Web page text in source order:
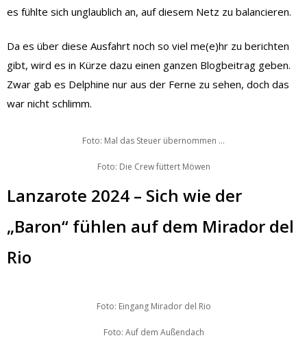
es fühlte sich unglaublich an, auf diesem Netz zu balancieren.
Da es über diese Ausfahrt noch so viel me(e)hr zu berichten
gibt, wird es in Kürze dazu einen ganzen Blogbeitrag geben.
Zwar gab es Delphine nur aus der Ferne zu sehen, doch das
war nicht schlimm.
Foto: Mal das Steuer übernommen …
Foto: Die Crew füttert Möwen
Lanzarote 2024 – Sich wie der
„Baron“ fühlen auf dem Mirador del
Rio
Foto: Eingang Mirador del Rio
Foto: Auf dem Außendach